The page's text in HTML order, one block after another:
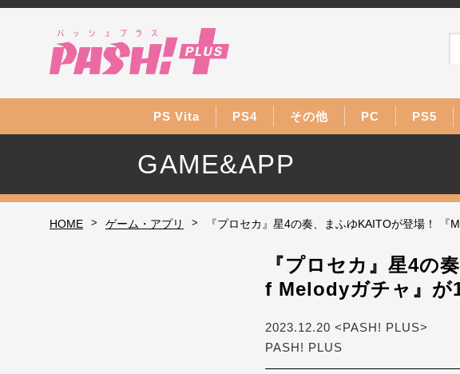
PS Vita PS4 その他 PC PS5
GAME&APP
HOME > ゲーム・アプリ > 『プロセカ』星4の奏、まふゆKAITOが登場！
『プロセカ』星4の
f Melodyガチャ』が
2023.12.20 <PASH! PLUS>
PASH! PLUS